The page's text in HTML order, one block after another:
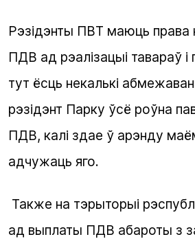
Рэзідэнты ПВТ маюць права
ПДВ ад рэалізацыі тавараў і
тут ёсць некалькі
рэзідэнт Парку ўсё роўна
ПДВ, калі здае ў арэнду
адчужаць яго.
Также на тэрыторыі
ад выплаты ПДВ абароты з